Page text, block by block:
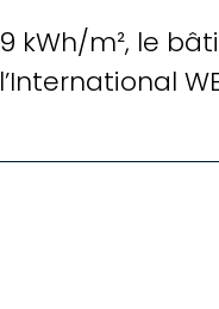
m², le
l’International